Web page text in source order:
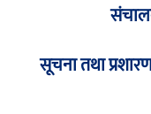
सूचना तथा